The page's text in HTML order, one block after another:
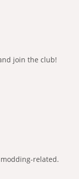
join the club!
related.